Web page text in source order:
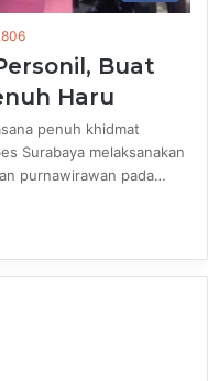
Buat
Haru
penuh khidmat
Surabaya melaksanakan
purnawirawan pada…